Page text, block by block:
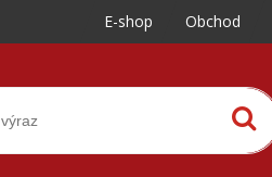
E-shop Obchod